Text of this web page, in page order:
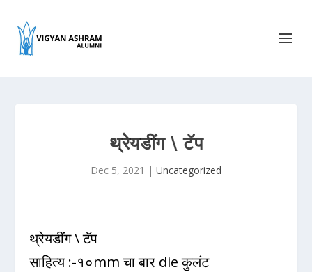
थ्रेयडींग \ टॅप
Dec 5, 2021 | Uncategorized
थ्रेयडींग \ टॅप
साहित्य :-१०mm चा बार die कुलंट